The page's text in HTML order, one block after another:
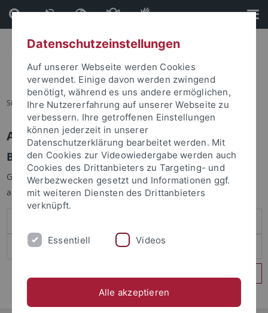
Direkt
zum
Inhalt
Direkt
zur
Fußleiste
Sie sind hier: Startseite
Anmelden
Benutzeranmeldung
Geben Sie Ihren Benutzernamen und Ihr Passwort an um sich
anzumelden:
Datenschutzeinstellungen
Auf unserer Webseite werden Cookies
verwendet. Einige davon werden zwingend
benötigt, während es uns andere ermöglichen,
Ihre Nutzererfahrung auf unserer Webseite zu
verbessern. Ihre getroffenen Einstellungen
können jederzeit in unserer
Datenschutzerklärung bearbeitet werden. Mit
den Cookies zur Videowiedergabe werden auch
Cookies des Drittanbieters zu Targeting- und
Werbezwecken gesetzt und Informationen ggf.
mit weiteren Diensten des Drittanbieters
verknüpft.
Essentiell Videos
Alle akzeptieren